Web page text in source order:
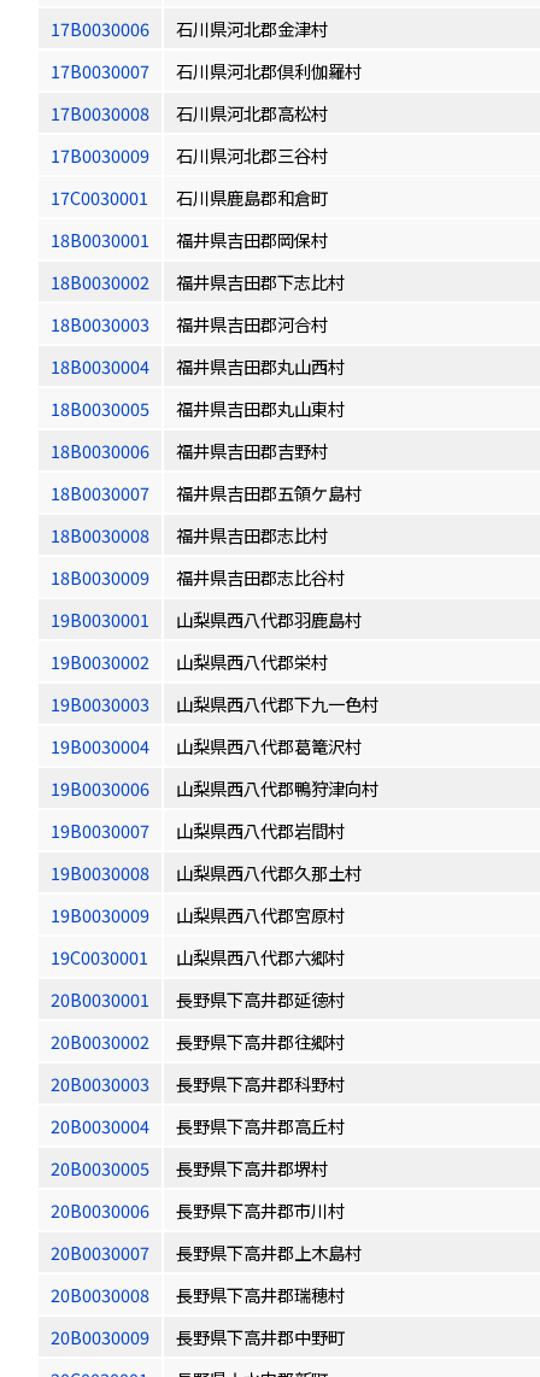
17B0030006
石川県河北郡金津村
17B0030007
石川県河北郡倶利伽羅村
17B0030008
石川県河北郡高松村
17B0030009
石川県河北郡三谷村
17C0030001
石川県鹿島郡和倉町
18B0030001
福井県吉田郡岡保村
18B0030002
福井県吉田郡下志比村
18B0030003
福井県吉田郡河合村
18B0030004
福井県吉田郡丸山西村
18B0030005
福井県吉田郡丸山東村
18B0030006
福井県吉田郡吉野村
18B0030007
福井県吉田郡五領ケ島村
18B0030008
福井県吉田郡志比村
18B0030009
福井県吉田郡志比谷村
19B0030001
山梨県西八代郡羽鹿島村
19B0030002
山梨県西八代郡栄村
19B0030003
山梨県西八代郡下九一色村
19B0030004
山梨県西八代郡葛篭沢村
19B0030006
山梨県西八代郡鴨狩津向村
19B0030007
山梨県西八代郡岩間村
19B0030008
山梨県西八代郡久那土村
19B0030009
山梨県西八代郡宮原村
19C0030001
山梨県西八代郡六郷村
20B0030001
長野県下高井郡延徳村
20B0030002
長野県下高井郡往郷村
20B0030003
長野県下高井郡科野村
20B0030004
長野県下高井郡高丘村
20B0030005
長野県下高井郡堺村
20B0030006
長野県下高井郡市川村
20B0030007
長野県下高井郡上木島村
20B0030008
長野県下高井郡瑞穂村
20B0030009
長野県下高井郡中野町